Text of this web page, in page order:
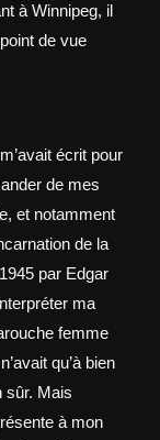
à Winnipeg, il
de vue
écrit pour
de mes
et notamment
de la
par Edgar
ma
femme
qu’à bien
sûr. Mais
à mon